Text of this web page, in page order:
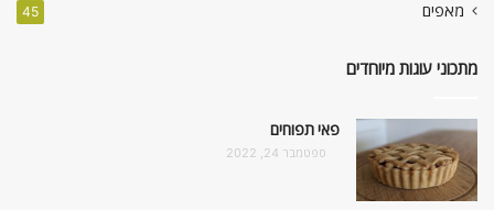
מאפים 45
מתכוני עוגות מיוחדים
פאי תפוחים
ספטמבר 24, 2022